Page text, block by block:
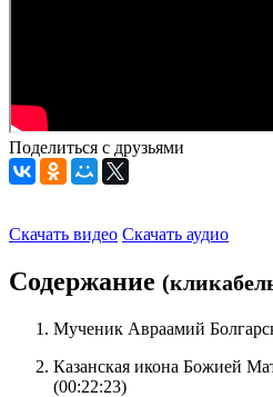
Поделиться с друзьями
Скачать видео Скачать аудио
Содержание
Мученик Авраамий
Казанская икона Божией
(00:22:23)